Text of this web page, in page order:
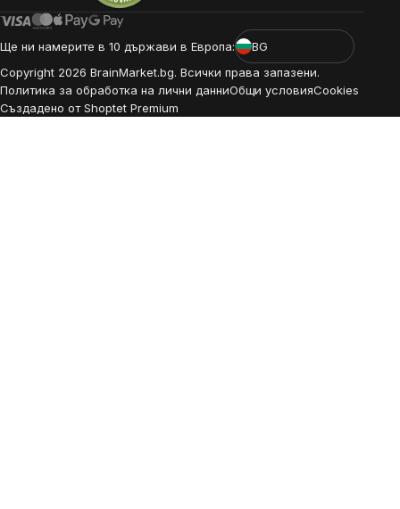
Ще ни намерите в 10 държави в Европа:
BG
Copyright 2026 BrainMarket.bg. Всички права запазени.
Политика за обработка на лични данниОбщи условияCookies
Създадено от Shoptet Premium